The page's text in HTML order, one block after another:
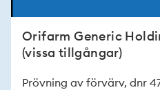
Orifarm Generic
(vissa tillgångar)
Prövning av förvärv, dnr